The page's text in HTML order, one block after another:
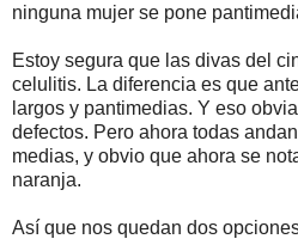
ninguna mujer se pone
Estoy segura que las divas del
celulitis. La diferencia es que
largos y pantimedias. Y eso
defectos. Pero ahora todas
medias, y obvio que ahora se
naranja.
Así que nos quedan dos